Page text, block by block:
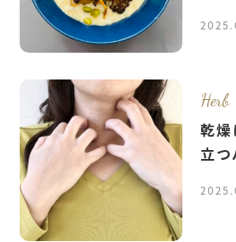
Herb
乾燥
立つ